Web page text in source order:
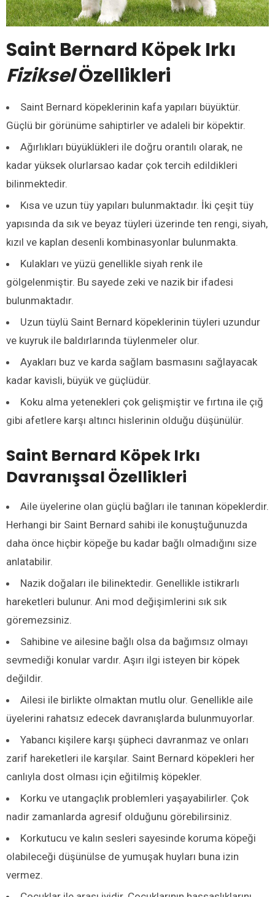
Saint Bernard Köpek Irkı
FizikselÖzellikleri
Saint Bernard köpeklerinin kafa yapıları büyüktür.
Güçlü bir görünüme sahiptirler ve adaleli bir köpektir.
Ağırlıkları büyüklükleri ile doğru orantılı olarak, ne
kadar yüksek olurlarsao kadar çok tercih edildikleri
bilinmektedir.
Kısa ve uzun tüy yapıları bulunmaktadır. İki çeşit tüy
yapısında da sık ve beyaz tüyleri üzerinde ten rengi, siyah,
kızıl ve kaplan desenli kombinasyonlar bulunmakta.
Kulakları ve yüzü genellikle siyah renk ile
gölgelenmiştir. Bu sayede zeki ve nazik bir ifadesi
bulunmaktadır.
Uzun tüylü Saint Bernard köpeklerinin tüyleri uzundur
ve kuyruk ile baldırlarında tüylenmeler olur.
Ayakları buz ve karda sağlam basmasını sağlayacak
kadar kavisli, büyük ve güçlüdür.
Koku alma yetenekleri çok gelişmiştir ve fırtına ile çığ
gibi afetlere karşı altıncı hislerinin olduğu düşünülür.
Saint Bernard Köpek Irkı
Davranışsal Özellikleri
Aile üyelerine olan güçlü bağları ile tanınan köpeklerdir.
Herhangi bir Saint Bernard sahibi ile konuştuğunuzda
daha önce hiçbir köpeğe bu kadar bağlı olmadığını size
anlatabilir.
Nazik doğaları ile bilinektedir. Genellikle istikrarlı
hareketleri bulunur. Ani mod değişimlerini sık sık
göremezsiniz.
Sahibine ve ailesine bağlı olsa da bağımsız olmayı
sevmediği konular vardır. Aşırı ilgi isteyen bir köpek
değildir.
Ailesi ile birlikte olmaktan mutlu olur. Genellikle aile
üyelerini rahatsız edecek davranışlarda bulunmuyorlar.
Yabancı kişilere karşı şüpheci davranmaz ve onları
zarif hareketleri ile karşılar. Saint Bernard köpekleri her
canlıyla dost olması için eğitilmiş köpekler.
Korku ve utangaçlık problemleri yaşayabilirler. Çok
nadir zamanlarda agresif olduğunu görebilirsiniz.
Korkutucu ve kalın sesleri sayesinde koruma köpeği
olabileceği düşünülse de yumuşak huyları buna izin
vermez.